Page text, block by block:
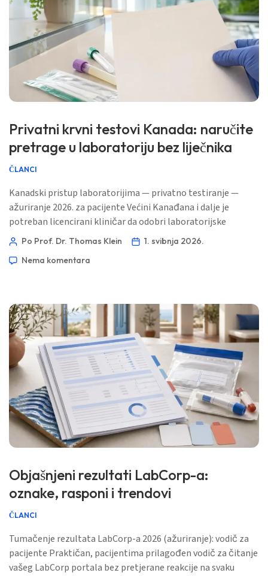
Privatni krvni testovi Kanada: naručite
pretrage u laboratoriju bez liječnika
ČLANCI
Kanadski pristup laboratorijima — privatno testiranje —
ažuriranje 2026. za pacijente Većini Kanađana i dalje je
potreban licencirani kliničar da odobri laboratorijske
pretrage, ali taj kliničar ne mora uvijek biti vaš obiteljski
minuta 📅 1. svibnja 2026. 📝 Objavljeno: 1. svibnja 2026. 🩺
Po Prof. Dr. Thomas Klein
1. svibnja 2026.
Nema komentara
Objašnjeni rezultati LabCorp-a:
oznake, rasponi i trendovi
ČLANCI
Tumačenje rezultata LabCorp-a 2026 (ažuriranje): vodič za
pacijente Praktičan, pacijentima prilagođen vodič za čitanje
vašeg LabCorp portala bez pretjerane reakcije na svaku